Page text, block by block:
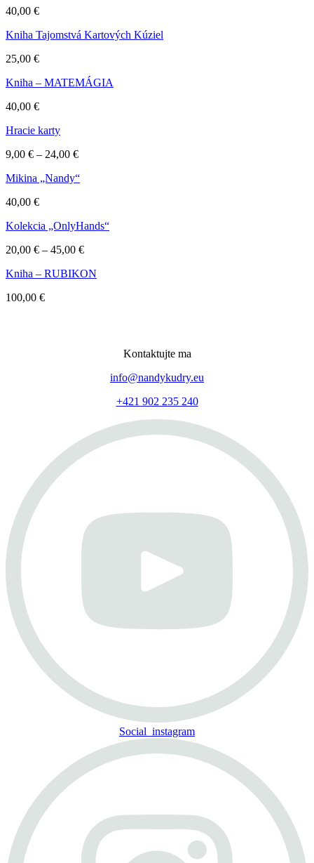
40,00 €
Kniha Tajomstvá Kartových Kúziel
25,00 €
Kniha – MATEMÁGIA
40,00 €
Hracie karty
9,00 € – 24,00 €Price
9,00 €
Mikina „Nandy“
40,00 €
Kolekcia „OnlyHands“
20,00 € – 45,00 €Price
20,00 €
Kniha – RUBIKON
100,00 €
Kontaktujte ma
info@nandykudry.eu
+421 902 235 240
Social_instagram